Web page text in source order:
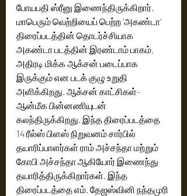
போயபதி ஸ்ரீனு இணைந்திருக்கிறார்.
மாபெரும் வெற்றியைப் பெற்ற 'அகண்டா'
திரைப்படத்தின் தொடர்ச்சியாக
அகண்டா படத்தின் இரண்டாம் பாகம்,
அதிரடி மிக்க ஆக்சன் படைப்பாக
இருக்கும் என படக் குழு உறுதி
அளிக்கிறது. ஆக்சன் காட்சிகள்-
ஆன்மீக பின்னணியுடன்
கலந்திருக்கிறது. இந்த திரைப்படத்தை
14 ரீல்ஸ் பிளஸ் நிறுவனம் சார்பில்
தயாரிப்பாளர்கள் ராம் அச்சந்தா மற்றும்
கோபி அச்சந்தா ஆகியோர் இணைந்து
தயாரித்திருக்கிறார்கள். இந்த
திரைப்படத்தை எம். தேஜஸ்வினி நந்தமுரி